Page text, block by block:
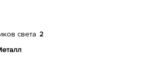
света 2